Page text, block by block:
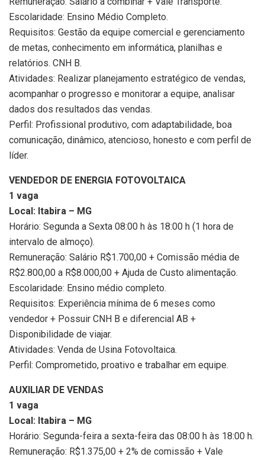
Escolaridade: Ensino Médio Completo.
Requisitos: Gestão da equipe comercial e gerenciamento
de metas, conhecimento em informática, planilhas e
relatórios. CNH B.
Atividades: Realizar planejamento estratégico de vendas,
acompanhar o progresso e monitorar a equipe, analisar
dados dos resultados das vendas.
Perfil: Profissional produtivo, com adaptabilidade, boa
comunicação, dinâmico, atencioso, honesto e com perfil de
líder.
VENDEDOR DE ENERGIA FOTOVOLTAICA
1 vaga
Local: Itabira – MG
Horário: Segunda a Sexta 08:00 h às 18:00 h (1 hora de
intervalo de almoço).
Remuneração: Salário R$1.700,00 + Comissão média de
R$2.800,00 a R$8.000,00 + Ajuda de Custo alimentação.
Escolaridade: Ensino médio completo.
Requisitos: Experiência mínima de 6 meses como
vendedor + Possuir CNH B e diferencial AB +
Disponibilidade de viajar.
Atividades: Venda de Usina Fotovoltaica.
Perfil: Comprometido, proativo e trabalhar em equipe.
AUXILIAR DE VENDAS
1 vaga
Local: Itabira – MG
Horário: Segunda-feira a sexta-feira das 08:00 h às 18:00 h.
Remuneração: R$1.375,00 + 2% de comissão + Vale